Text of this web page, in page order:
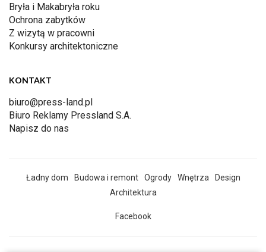
Bryła i Makabryła roku
Ochrona zabytków
Z wizytą w pracowni
Konkursy architektoniczne
KONTAKT
biuro@press-land.pl
Biuro Reklamy Pressland S.A.
Napisz do nas
Ładny dom Budowa i remont Ogrody Wnętrza
Design
Architektura
Facebook